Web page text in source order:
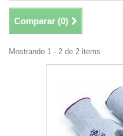
Comparar (0)
Mostrando 1 - 2 de 2 items